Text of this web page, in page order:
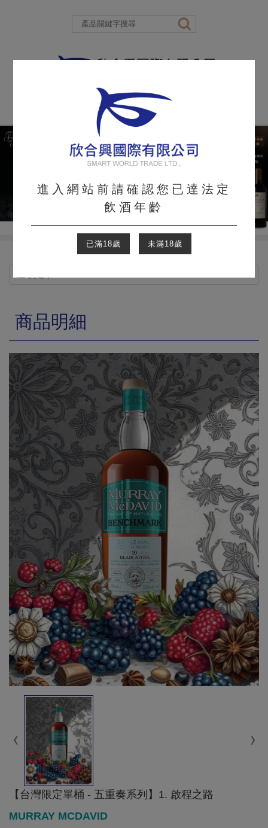
商品明細
【台灣限定單桶 - 五重奏系列】1. 啟程之路
MURRAY MCDAVID
進入網站前請確認您已達法定
飲酒年齡
已滿18歲 未滿18歲